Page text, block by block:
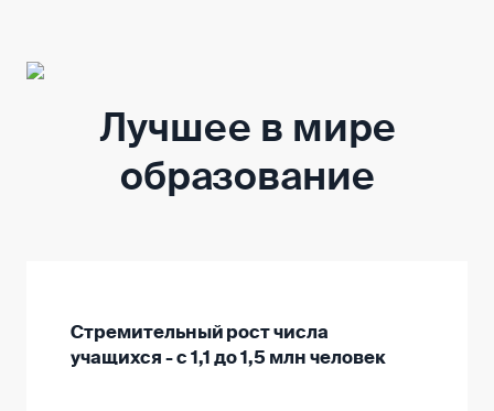
Лучшее в мире
образование
Стремительный рост числа
учащихся - с 1,1 до 1,5 млн человек